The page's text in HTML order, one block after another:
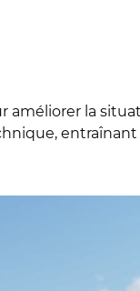
améliorer la